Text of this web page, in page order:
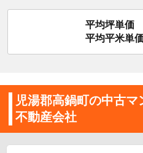
平均坪単価
平均平米単
児湯郡高鍋町の中古
不動産会社